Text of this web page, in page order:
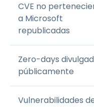
CVE no
a Microsoft
republicadas
Zero-days
públicamente
Vulnerabilidades